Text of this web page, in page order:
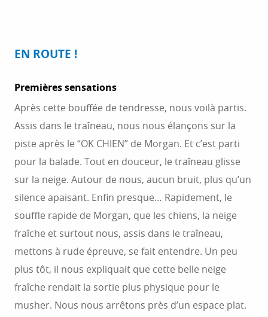
EN ROUTE !
Premières sensations
Après cette bouffée de tendresse, nous voilà partis.
Assis dans le traîneau, nous nous élançons sur la
piste après le “OK CHIEN” de Morgan. Et c’est parti
pour la balade. Tout en douceur, le traîneau glisse
sur la neige. Autour de nous, aucun bruit, plus qu’un
silence apaisant. Enfin presque… Rapidement, le
souffle rapide de Morgan, que les chiens, la neige
fraîche et surtout nous, assis dans le traîneau,
mettons à rude épreuve, se fait entendre. Un peu
plus tôt, il nous expliquait que cette belle neige
fraîche rendait la sortie plus physique pour le
musher. Nous nous arrêtons près d’un espace plat.